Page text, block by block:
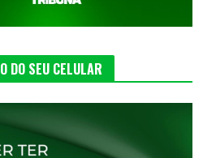
DO SEU CELULAR